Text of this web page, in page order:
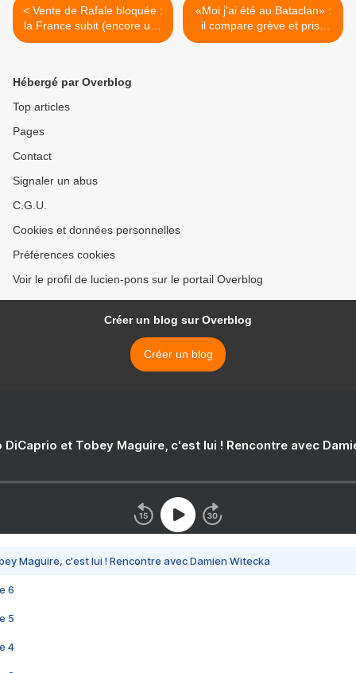
< Vente de Rafale bloquée :
la France subit (encore une
fois) la loi américaine. Par
«Moi j'ai été au Bataclan» :
il compare grève et prise
d'otage, un syndicaliste
Hébergé par Overblog
Top articles
Pages
Contact
Signaler un abus
C.G.U.
Cookies et données personnelles
Préférences cookies
Voir le profil de lucien-pons sur le portail Overblog
Créer un blog sur Overblog
Créer un blog
DiCaprio et Tobey Maguire, c'est lui ! Rencontre avec
Maguire, c'est lui ! Rencontre avec Damien Witecka
6
5
4